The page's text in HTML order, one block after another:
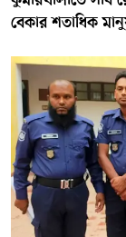
বেকার শতাধিক